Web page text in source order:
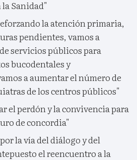
la Sanidad"
la atención primaria,
pendientes, vamos a
servicios públicos para
bucodentales y
a aumentar el número de
de los centros públicos"
el perdón y la convivencia para
de concordia"
la vía del diálogo y del
el reencuentro a la